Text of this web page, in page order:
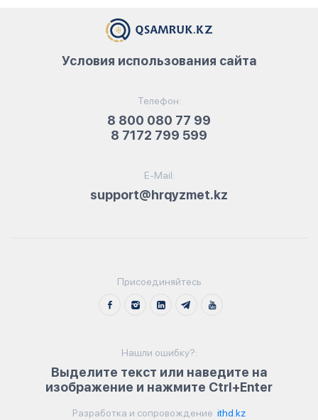
Телефон:
8 800 080 77 99
8 7172 799 599
E-Mail:
support@hrqyzmet.kz
Условия использования сайта
Присоединяйтесь
Нашли ошибку?:
Выделите текст или наведите на
изображение и нажмите Ctrl+Enter
Разработка и сопровождение ithd.kz